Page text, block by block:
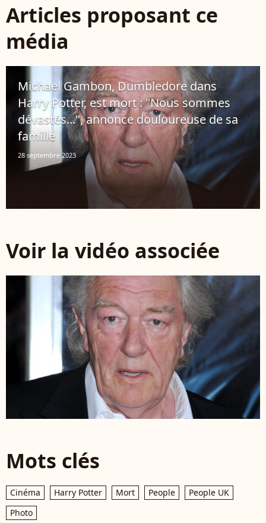
Articles proposant ce
média
Michael Gambon, Dumbledore dans
Harry Potter, est mort : "Nous sommes
dévastés...", annonce douloureuse de sa
famille
28 septembre 2023
Voir la vidéo associée
Mots clés
Cinéma Harry Potter Mort People
People UK
Photo